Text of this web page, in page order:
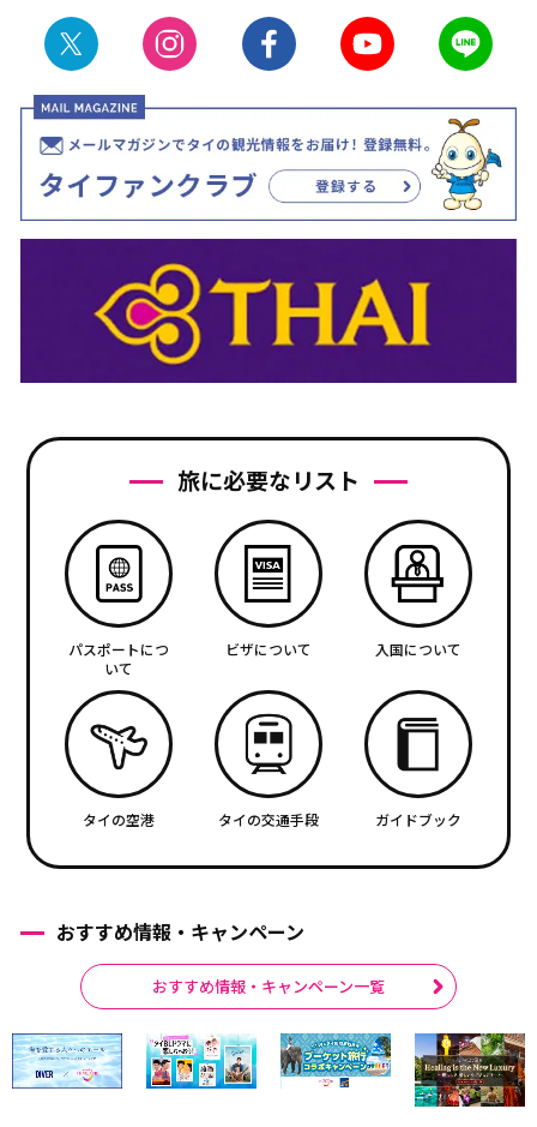
旅に必要なリスト
パスポートにつ
いて
ビザについて 入国について
タイの空港 タイの交通手段 ガイドブック
おすすめ情報・キャンペーン
おすすめ情報・キャンペーン一覧